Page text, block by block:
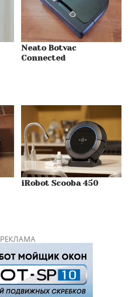
Neato Botvac
Connected
iRobot Scooba 450
РЕКЛАМА